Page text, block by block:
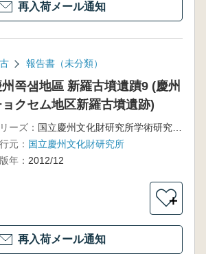
再入荷メール通知
報告書（未分類）
州쪽샘地區 新羅古墳遺蹟9 (慶州
ョクセム地区新羅古墳遺跡)
ーズ：
国立慶州文化財研究所学術研究叢書125
元： 国立慶州文化財研究所
年： 2012/12
＋
再入荷メール通知